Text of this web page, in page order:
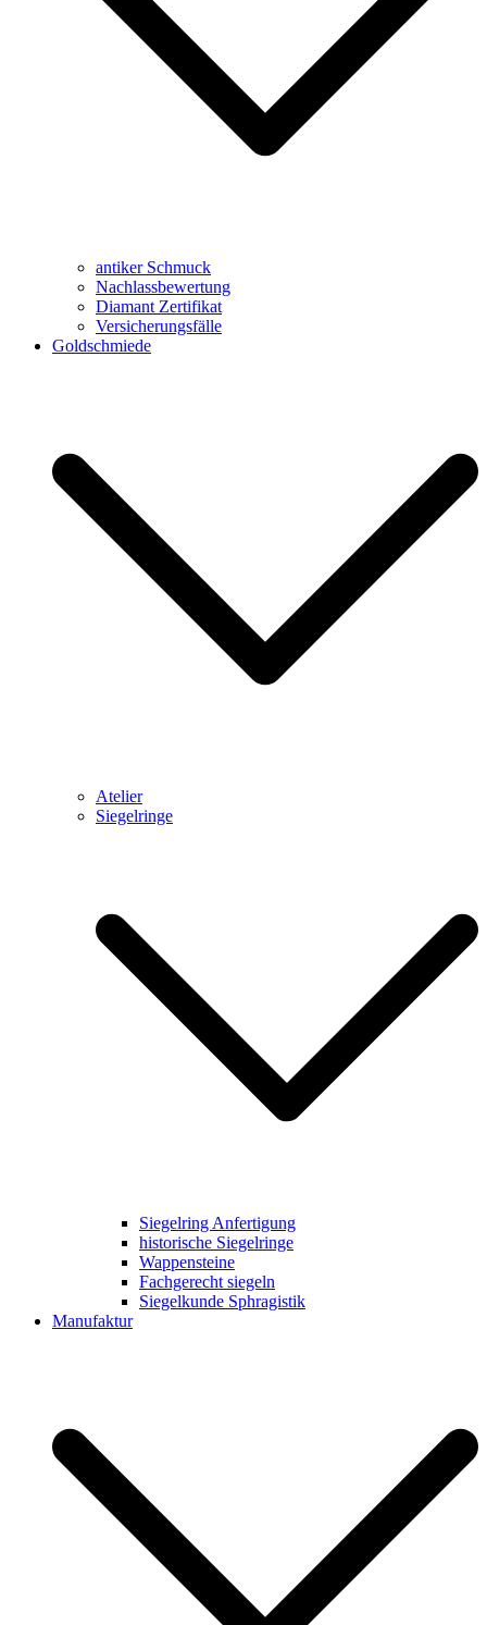
antiker Schmuck
Nachlassbewertung
Diamant Zertifikat
Versicherungsfälle
Goldschmiede
Atelier
Siegelringe
Siegelring Anfertigung
historische Siegelringe
Wappensteine
Fachgerecht siegeln
Siegelkunde Sphragistik
Manufaktur